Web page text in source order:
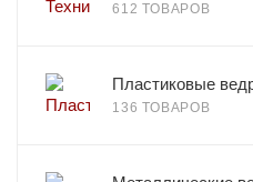
612 ТОВАРОВ
Пластиковые
136 ТОВАРОВ